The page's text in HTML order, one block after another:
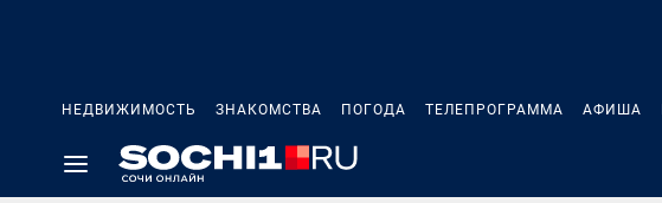
НЕДВИЖИМОСТЬ ЗНАКОМСТВА ПОГОДА ТЕЛЕПРОГРАММА АФИША